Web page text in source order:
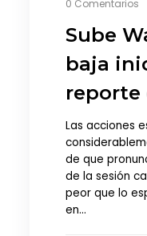
0 Comentarios
Sube
baja
reporte
Las acciones
de que
de la sesión
peor que lo
en…